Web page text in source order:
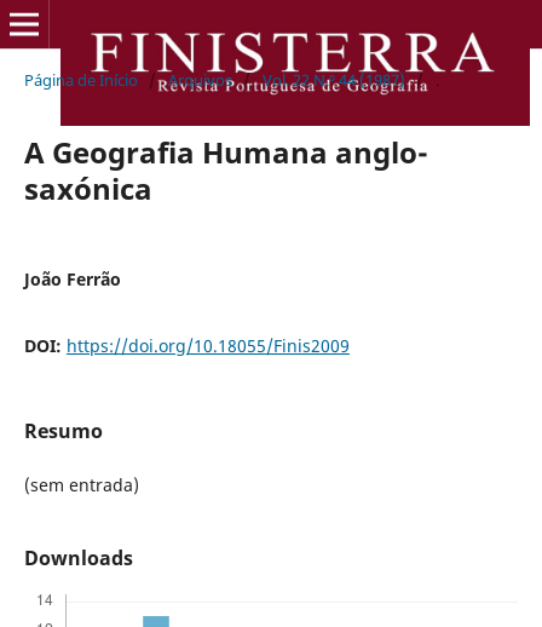
Página de Início / Arquivos / Vol. 22 N.º 44 (1987) / .
A Geografia Humana anglo-
saxónica
João Ferrão
DOI: https://doi.org/10.18055/Finis2009
Resumo
(sem entrada)
Downloads